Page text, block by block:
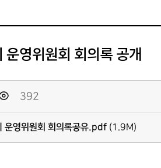
영위원회 회의록 공개
392
영위원회 회의록공유.pdf (1.9M)